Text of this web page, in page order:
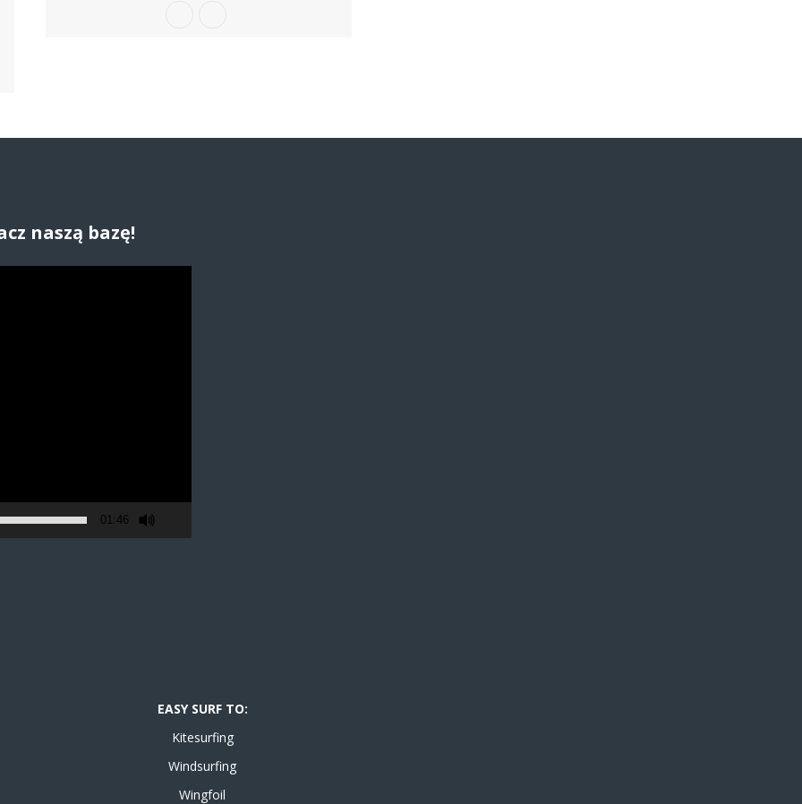
naszą bazę!
01:46
EASY SURF TO:
Kitesurfing
Windsurfing
Wingfoil